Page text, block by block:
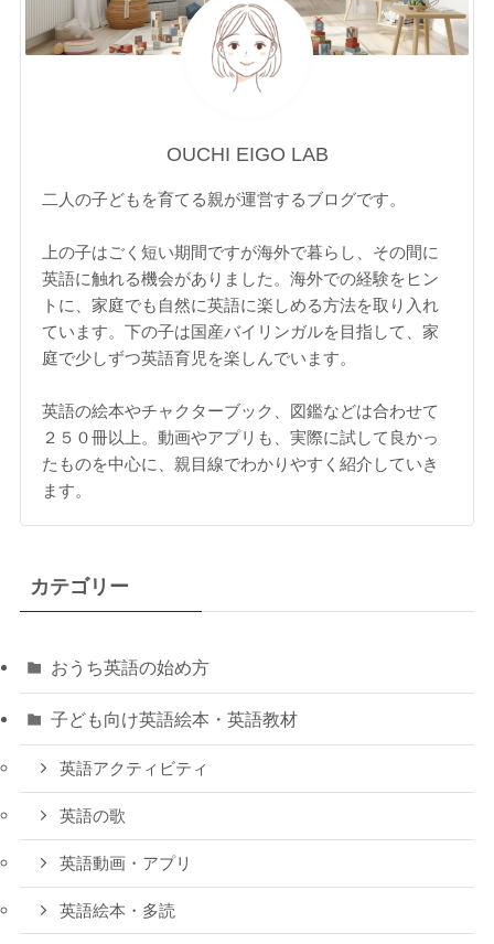
OUCHI EIGO LAB
二人の子どもを育てる親が運営するブログです。
上の子はごく短い期間ですが海外で暮らし、その間に
英語に触れる機会がありました。海外での経験をヒン
トに、家庭でも自然に英語に楽しめる方法を取り入れ
ています。下の子は国産バイリンガルを目指して、家
庭で少しずつ英語育児を楽しんでいます。
英語の絵本やチャクターブック、図鑑などは合わせて
２５０冊以上。動画やアプリも、実際に試して良かっ
たものを中心に、親目線でわかりやすく紹介していき
ます。
カテゴリー
おうち英語の始め方
子ども向け英語絵本・英語教材
英語アクティビティ
英語の歌
英語動画・アプリ
英語絵本・多読